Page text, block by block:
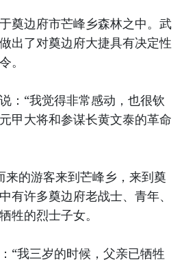
奠边府市芒峰乡森林之中。武
出了对奠边府大捷具有决定性
。
：“我觉得非常感动，也很钦
甲大将和参谋长黄文泰的革命
来的游客来到芒峰乡，来到奠
有许多奠边府老战士、青年、
牲的烈士子女。
“我三岁的时候，父亲已牺牲